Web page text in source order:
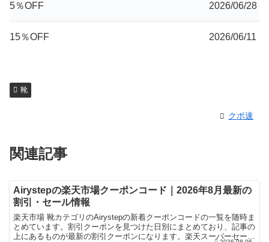
5％OFF 2026/06/28
15％OFF 2026/06/11
靴
クポ速
関連記事
Airystepの楽天市場クーポンコード｜2026年8月最新の
割引・セール情報
楽天市場 靴カテゴリのAirystepの新着クーポンコードの一覧を随時ま
とめています。割引クーポンを見つけた日別にまとめており、記事の
上にあるものが最新の割引クーポンになります。楽天スーパーセール